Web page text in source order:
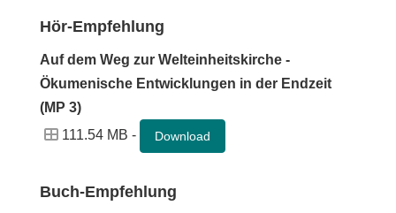
Hör-Empfehlung
Auf dem Weg zur Welteinheitskirche -
Ökumenische Entwicklungen in der Endzeit
(MP 3)
111.54 MB -
Download
Buch-Empfehlung